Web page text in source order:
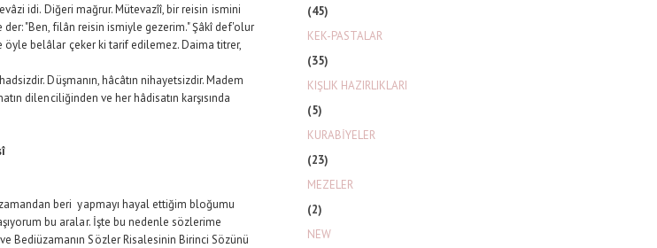
idi. Diğeri mağrur. Mütevazîî, bir reisin ismini
"Ben, filân reisin ismiyle gezerim." Şâkî def'olur
öyle belâlar çeker ki tarif edilemez. Daima titrer,
Düşmanın, hâcâtın nihayetsizdir. Madem
dilenciliğinden ve her hâdisatın karşısında
beri yapmayı hayal ettiğim bloğumu
bu aralar. İşte bu nedenle sözlerime
Bediüzamanın Sözler Risalesinin Birinci Sözünü
(45)
KEK-PASTALAR
(35)
KIŞLIK HAZIRLIKLARI
(5)
KURABİYELER
(23)
MEZELER
(2)
NEW